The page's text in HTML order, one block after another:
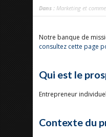
Dans : Marketing et
Notre banque de
consultez cette page
Qui est le
Entrepreneur individuel
Contexte du